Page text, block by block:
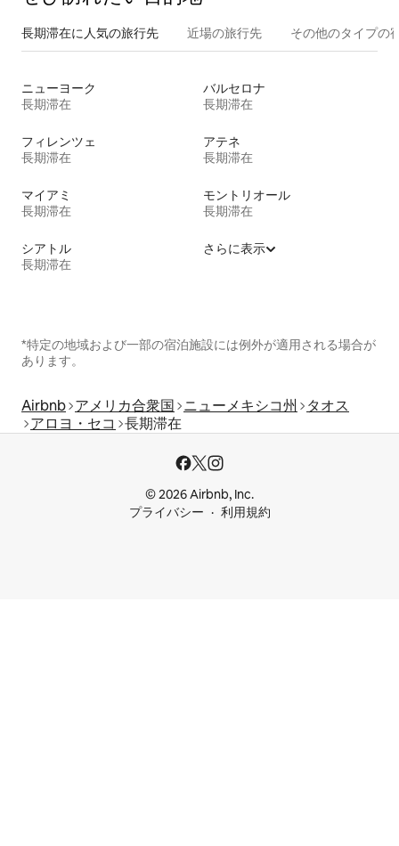
長期滞在に人気の旅行先 近場の旅行先 その他のタ⁠イ⁠プ⁠の
ニューヨーク
長期滞在
バルセロナ
長期滞在
フィレンツェ
長期滞在
アテネ
長期滞在
マイアミ
長期滞在
モントリオール
長期滞在
シアトル
長期滞在
さらに表示
*特定の地域および一部の宿泊施設には例外が適用される場合が
あります。
Airbnb アメリカ合衆国 ニューメキシコ州
タオス
アロヨ・セコ
長期滞在
© 2026 Airbnb, Inc.
プライバシー
利用規約